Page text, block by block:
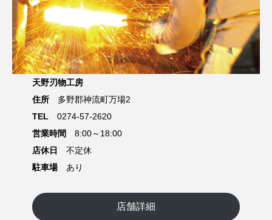
天野刃物工房
住所多野郡神流町万場2
TEL 0274-57-2620
営業時間
8:00～18:00
店休日
不定休
駐車場あり
店舗詳細